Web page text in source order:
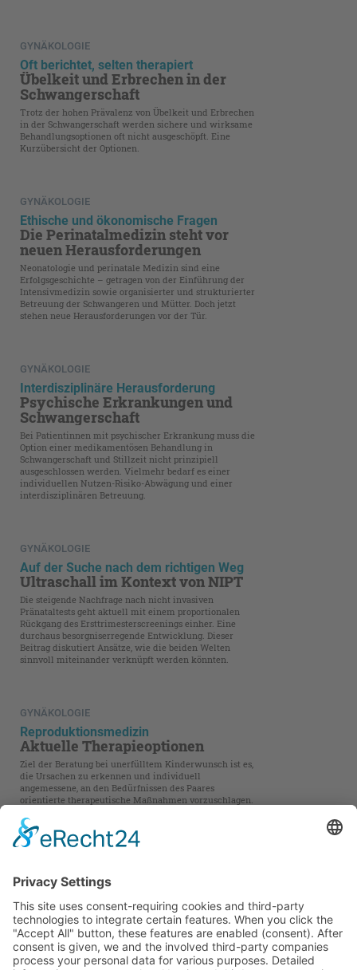
GYNÄKOLOGIE
Oft berichtet, selten therapiert
Übelkeit und Erbrechen in der
Schwangerschaft
Trotz der hohen Prävalenz von Übelkeit und Erbrechen
in der Schwangerschaft werden sichere und wirksame
Behandlungsoptionen oft nicht ausgeschöpft. Eine
Kurzübersicht der Optionen.
GYNÄKOLOGIE
Ethische und ökonomische Fragen
Die Perinatalmedizin steht vor
neuen Herausforderungen
Neonatologie und perinatale Medizin sind eine
Erfolgsgeschichte – getragen von der Einführung der
Intensivmedizin sowie organisierter und strukturierter
Betreuung der Schwangeren und Mütter. Doch jetzt
stehen neue Herausforderungen vor der Tür.
GYNÄKOLOGIE
Interdisziplinäre Herausforderung
Psychische Erkrankungen und
Schwangerschaft
Bei Patientinnen mit psychischer Erkrankung muss die
Option einer medikamentösen Behandlung in
Schwangerschaft und Stillzeit nicht prinzipiell
ausgeschlossen werden. Vielmehr bedarf es einer
individuellen Nutzen-Risiko-Abwägung und einer
interdisziplinären Betreuung.
GYNÄKOLOGIE
Auf der Suche nach dem richtigen Weg
Ultraschall im Kontext von NIPT
Die steigende Nachfrage nach nicht invasiven
Pränataltests geht aktuell mit einem proportionalen
Rückgang des Ersttrimesterscreenings einher. Eine
durchaus besorgniserregende Entwicklung. Dieser
Beitrag diskutiert Ansätze, wie die beiden Welten
sinnvoll miteinander verknüpft werden könnten.
GYNÄKOLOGIE
Reproduktionsmedizin
Aktuelle Therapieoptionen
Ziel der Beratung bei unerfülltem Kinderwunsch ist es,
die Ursachen zu erkennen und individuell
angemessene, an den Bedürfnissen des Paares
orientierte therapeutische Maßnahmen vorzuschlagen.
erörtert Gründe für wiederholtes
Implantationsversagen.